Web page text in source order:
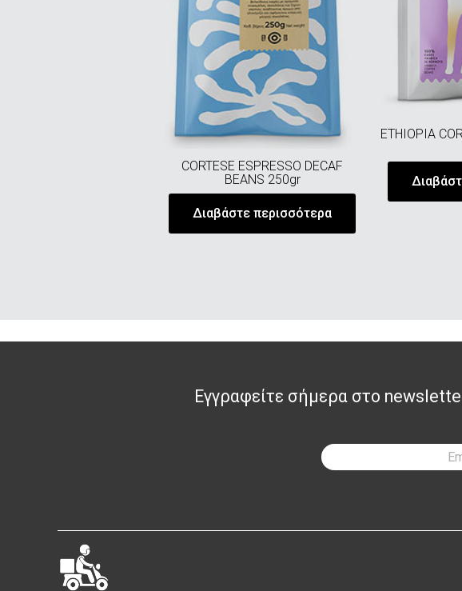
CORTESE ESPRESSO DECAF
BEANS 250gr
Διαβάστε περισσότερα
ETHIOPIA
Εγγραφείτε σήμερα στο